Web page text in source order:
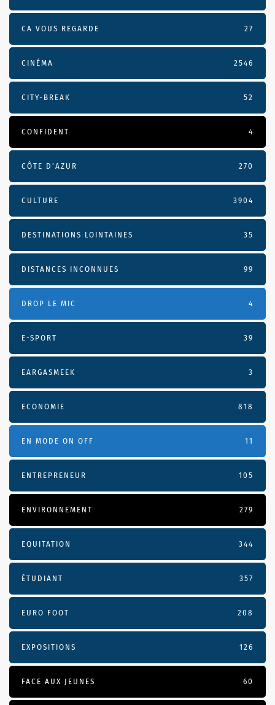
CA VOUS REGARDE 27
CINÉMA 2546
CITY-BREAK 52
CONFIDENT 4
CÔTE D’AZUR 270
CULTURE 3904
DESTINATIONS LOINTAINES 35
DISTANCES INCONNUES 99
DROP LE MIC 4
E-SPORT 39
EARGASMEEK 3
ECONOMIE 818
EN MODE ON OFF 11
ENTREPRENEUR 105
ENVIRONNEMENT 279
EQUITATION 344
ÉTUDIANT 357
EURO FOOT 208
EXPOSITIONS 126
FACE AUX JEUNES 60